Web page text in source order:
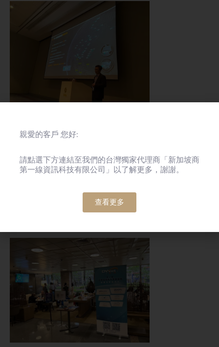
親愛的客戶 您好:
請點選下方連結至我們的台灣獨家代理商「新加坡商
第一線資訊科技有限公司」以了解更多，謝謝。
查看更多